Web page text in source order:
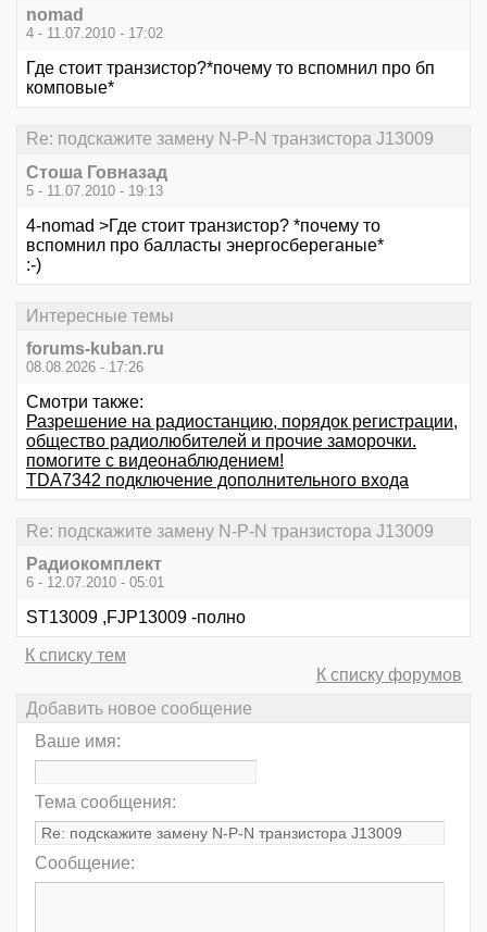
nomad
4 - 11.07.2010 - 17:02
Где стоит транзистор?*почему то вспомнил про бп
комповые*
Re: подскажите замену N-P-N транзистора J13009
Стоша Говназад
5 - 11.07.2010 - 19:13
4-nomad >Где стоит транзистор? *почему то
вспомнил про балласты энергосбереганые*
:-)
Интересные темы
forums-kuban.ru
08.08.2026 - 17:26
Смотри также:
Разрешение на радиостанцию, порядок регистрации,
общество радиолюбителей и прочие заморочки.
помогите с видеонаблюдением!
TDA7342 подключение дополнительного входа
Re: подскажите замену N-P-N транзистора J13009
Радиокомплект
6 - 12.07.2010 - 05:01
ST13009 ,FJP13009 -полно
К списку тем
К списку форумов
Добавить новое сообщение
Ваше имя:
Тема сообщения:
Сообщение: